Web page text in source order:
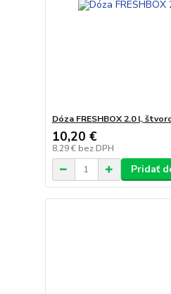
Dóza FRESHBOX 2.0 l,
10,20 €
8,29 € bez DPH
Pridať